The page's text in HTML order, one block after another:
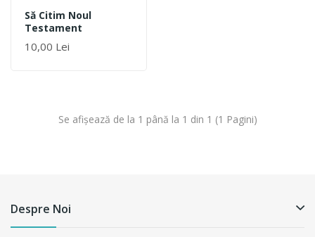
Să Citim Noul
Testament
10,00 Lei
Se afişează de la 1 până la 1 din 1 (1 Pagini)
Despre Noi